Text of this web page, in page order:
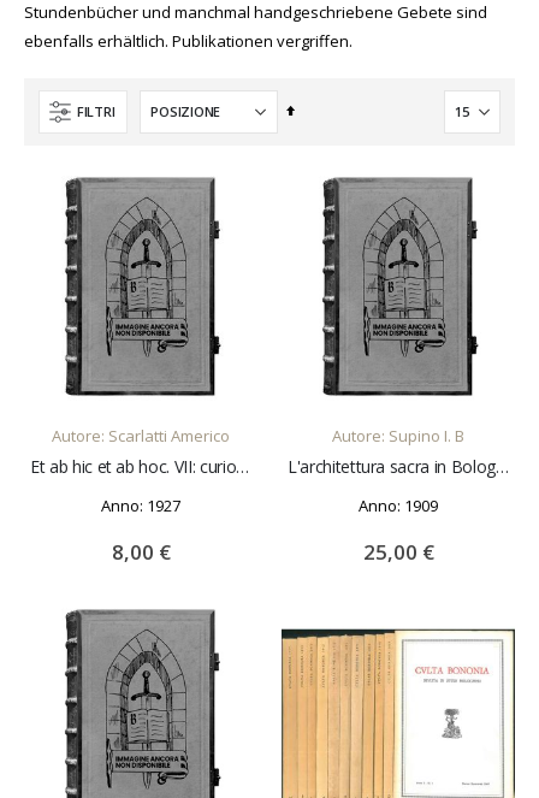
Stundenbücher und manchmal handgeschriebene Gebete sind
ebenfalls erhältlich. Publikationen vergriffen.
FILTRI
Imposta
decrescente
AGGIUNGI AL CARRELLO
Autore: Scarlatti Americo
Et ab hic et ab hoc. VII: curiosità del commercio e della vita
Anno: 1927
8,00 €
AGGIUNGI AL CARRELLO
Autore: Supino I. B
L'architettura sacra in Bologna nei secoli XIII e XIV
Anno: 1909
25,00 €